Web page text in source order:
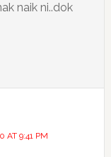
naik ni..dok
AT 9:41 PM